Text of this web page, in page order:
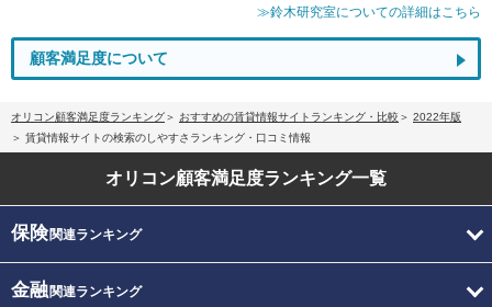
≫鈴木研究室についての詳細はこちら
顧客満足度について
オリコン顧客満足度ランキング おすすめの賃貸情報サイトランキング・比較
2022年版
賃貸情報サイトの検索のしやすさランキング・口コミ情報
オリコン顧客満足度ランキング一覧
保険関連ランキング
金融関連ランキング